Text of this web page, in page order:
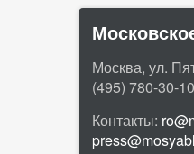
Москва, ул.
(495) 780-30-
Контакты: